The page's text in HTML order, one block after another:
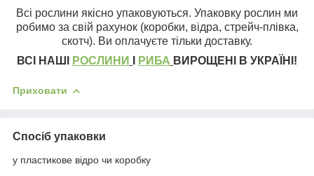
Всі рослини якісно упаковуються. Упаковку рослин ми
робимо за свій рахунок (коробки, відра, стрейч-плівка,
скотч). Ви оплачуєте тільки доставку.
ВСІ НАШІ
РОСЛИНИ РИБА ВИРОЩЕНІ В УКРАЇНІ!
Приховати
Спосіб упаковки
у пластикове відро чи коробку